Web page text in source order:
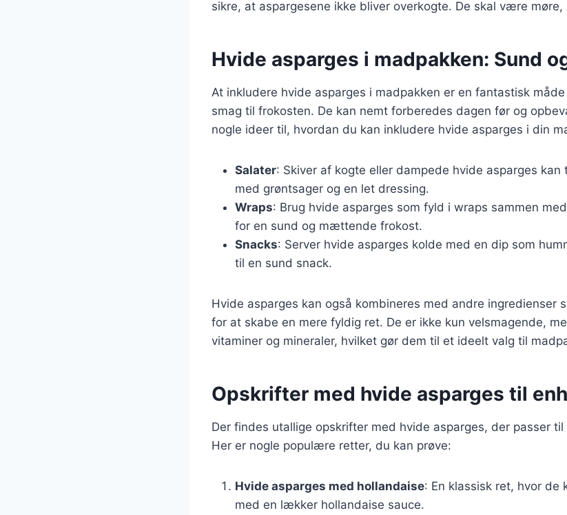
sikre, at aspargesene ikke bliver overkogte. De skal være
Hvide asparges i madpakken: Sund
At inkludere hvide asparges i madpakken er en fantastisk
smag til frokosten. De kan nemt forberedes dagen før og
nogle ideer til, hvordan du kan inkludere hvide asparges i din
Salater: Skiver af kogte eller dampede hvide asparges
med grøntsager og en let dressing.
Wraps: Brug hvide asparges som fyld i wraps sammen
for en sund og mættende frokost.
Snacks: Server hvide asparges kolde med en dip som
til en sund snack.
Hvide asparges kan også kombineres med andre ingredienser
for at skabe en mere fyldig ret. De er ikke kun velsmagende,
vitaminer og mineraler, hvilket gør dem til et ideelt valg til
Opskrifter med hvide asparges til
Der findes utallige opskrifter med hvide asparges, der passer
Her er nogle populære retter, du kan prøve:
Hvide asparges med hollandaise: En klassisk ret, hvor de
med en lækker hollandaise sauce.